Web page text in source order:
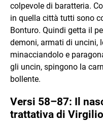
colpevole di baratteria.
in quella città tutti sono
Bonturo. Quindi getta il
demoni, armati di uncini,
minacciandolo e
gli uncin, spingono la
bollente.
Versi 58–87: Il
trattativa di Virgilio